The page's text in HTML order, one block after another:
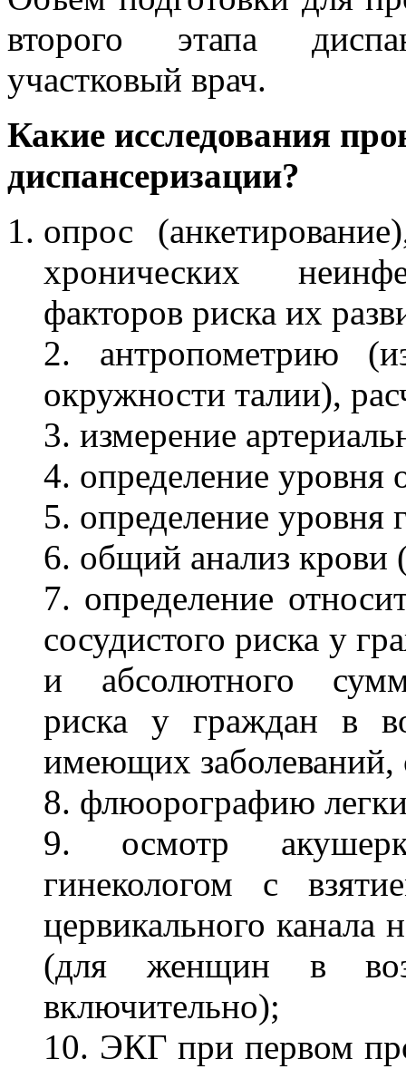
второго этапа
участковый врач.
Какие исследования
диспансеризации?
опрос
хронических
факторов риска их
2. антропометрию
окружности талии),
3. измерение
4. определение уровня
5. определение уровня
6. общий анализ
7. определение
сосудистого риска у
и абсолютного
риска у граждан в
имеющих заболеваний,
8. флюорографию
9. осмотр
гинекологом с
цервикального канала
(для женщин в
включительно);
10. ЭКГ при первом